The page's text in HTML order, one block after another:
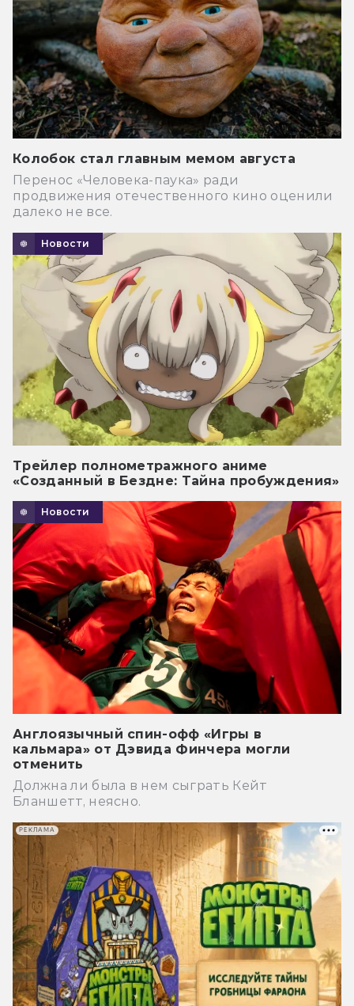
Колобок стал главным мемом августа
Перенос «Человека-паука» ради
продвижения отечественного кино оценили
далеко не все.
Новости
Трейлер полнометражного аниме
«Созданный в Бездне: Тайна пробуждения»
Новости
Англоязычный спин-офф «Игры в
кальмара» от Дэвида Финчера могли
отменить
Должна ли была в нем сыграть Кейт
Бланшетт, неясно.
РЕКЛАМА